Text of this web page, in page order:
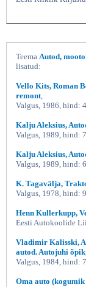
Teema Autod,
lisatud:
Vello Kits, Roman
remont
Valgus, 1986, hind:
Kalju Aleksius,
Valgus, 1989, hind:
Kalju Aleksius,
Valgus, 1989, hind:
K. Tagavälja,
Valgus, 1978, hind:
Henn Kullerkupp,
Eesti Autokoolide
Vladimir Kalisski,
autod. Autojuhi õpik
Valgus, 1984, hind:
Oma auto